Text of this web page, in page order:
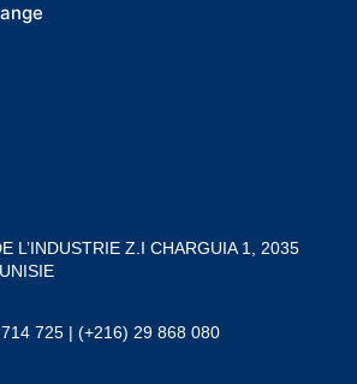
L’INDUSTRIE Z.I CHARGUIA 1, 2035
725 | (+216) 29 868 080